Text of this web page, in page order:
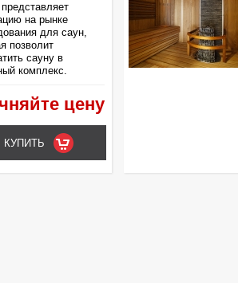
на рынке
для саун,
позволит
сауну в
комплекс.
цену